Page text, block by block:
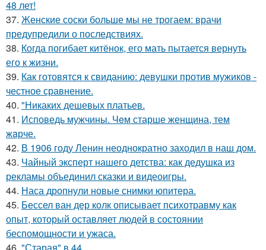
48 лет!
37. Женские соски больше мы не трогаем: врачи
предупредили о последствиях.
38. Когда погибает китёнок, его мать пытается вернуть
его к жизни.
39. Как готовятся к свиданию: девушки против мужиков -
честное сравнение.
40. "Никаких дешевых платьев.
41. Исповедь мужчины. Чeм старше женщина, тем
жaрче.
42. В 1906 году Ленин неоднократно заходил в наш дом.
43. Чайный эксперт нашего детства: как дедушка из
рекламы объединил сказки и видеоигры.
44. Наса дропнули новые снимки юпитера.
45. Бессел ван дер колк описывает психотравму как
опыт, который оставляет людей в состоянии
беспомощности и ужаса.
46. "Старая" в 44.